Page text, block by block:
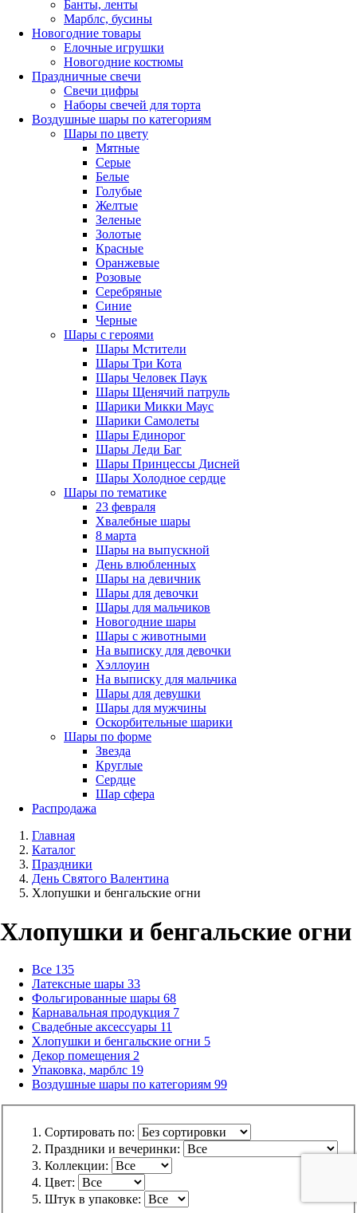
Банты, ленты
Марблс, бусины
Новогодние товары
Елочные игрушки
Новогодние костюмы
Праздничные свечи
Свечи цифры
Наборы свечей для торта
Воздушные шары по категориям
Шары по цвету
Мятные
Серые
Белые
Голубые
Желтые
Зеленые
Золотые
Красные
Оранжевые
Розовые
Серебряные
Синие
Черные
Шары с героями
Шары Мстители
Шары Три Кота
Шары Человек Паук
Шары Щенячий патруль
Шарики Микки Маус
Шарики Самолеты
Шары Единорог
Шары Леди Баг
Шары Принцессы Дисней
Шары Холодное сердце
Шары по тематике
23 февраля
Хвалебные шары
8 марта
Шары на выпускной
День влюбленных
Шары на девичник
Шары для девочки
Шары для мальчиков
Новогодние шары
Шары с животными
На выписку для девочки
Хэллоуин
На выписку для мальчика
Шары для девушки
Шары для мужчины
Оскорбительные шарики
Шары по форме
Звезда
Круглые
Сердце
Шар сфера
Распродажа
Главная
Каталог
Праздники
День Святого Валентина
Хлопушки и бенгальские огни
Хлопушки и бенгальские огни
Все 135
Латексные шары 33
Фольгированные шары 68
Карнавальная продукция 7
Свадебные аксессуары 11
Хлопушки и бенгальские огни 5
Декор помещения 2
Упаковка, марблс 19
Воздушные шары по категориям 99
Сортировать по:
Праздники и вечеринки:
Коллекции:
Цвет:
Штук в упаковке: